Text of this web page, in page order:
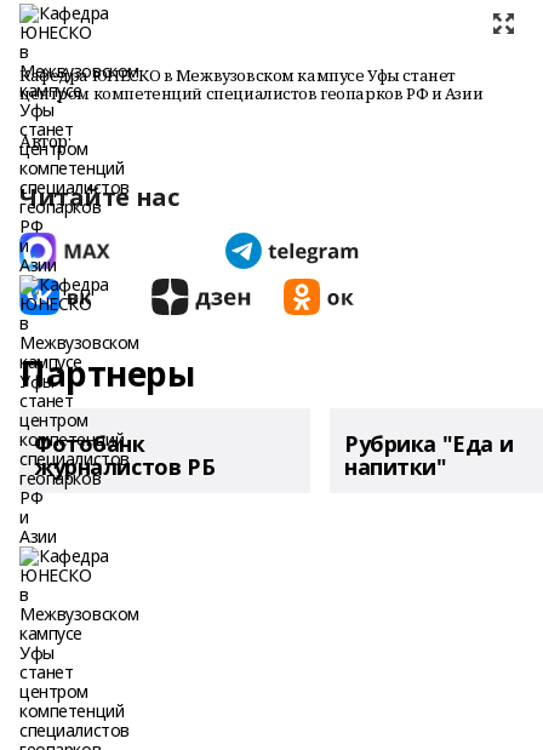
Кафедра ЮНЕСКО в Межвузовском кампусе Уфы станет
центром компетенций специалистов геопарков РФ и Азии
Автор:
Читайте нас
Партнеры
Фотобанк
журналистов РБ
Рубрика "Еда и
напитки"